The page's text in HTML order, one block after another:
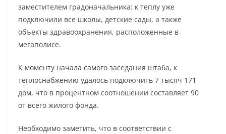
заместителем градоначальника: к теплу уже
подключили все школы, детские сады, а также
объекты здравоохранения, расположенные в
мегаполисе.
К моменту начала самого заседания штаба, к
теплоснабжению удалось подключить 7 тысяч 171
дом, что в процентном соотношении составляет 90
от всего жилого фонда.
Необходимо заметить, что в соответствии с